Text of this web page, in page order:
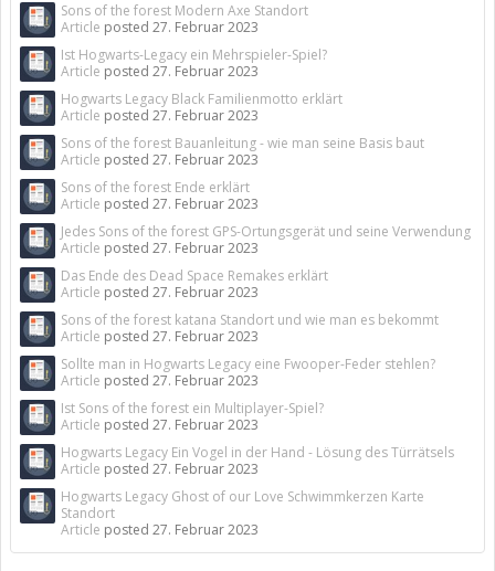
Sons of the forest Modern Axe Standort
Article posted 27. Februar 2023
Ist Hogwarts-Legacy ein Mehrspieler-Spiel?
Article posted 27. Februar 2023
Hogwarts Legacy Black Familienmotto erklärt
Article posted 27. Februar 2023
Sons of the forest Bauanleitung - wie man seine Basis baut
Article posted 27. Februar 2023
Sons of the forest Ende erklärt
Article posted 27. Februar 2023
Jedes Sons of the forest GPS-Ortungsgerät und seine Verwendung
Article posted 27. Februar 2023
Das Ende des Dead Space Remakes erklärt
Article posted 27. Februar 2023
Sons of the forest katana Standort und wie man es bekommt
Article posted 27. Februar 2023
Sollte man in Hogwarts Legacy eine Fwooper-Feder stehlen?
Article posted 27. Februar 2023
Ist Sons of the forest ein Multiplayer-Spiel?
Article posted 27. Februar 2023
Hogwarts Legacy Ein Vogel in der Hand - Lösung des Türrätsels
Article posted 27. Februar 2023
Hogwarts Legacy Ghost of our Love Schwimmkerzen Karte
Standort
Article posted 27. Februar 2023